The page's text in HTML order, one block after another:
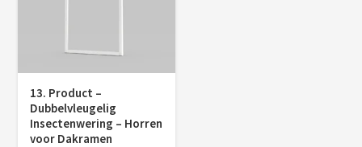
13. Product –
Dubbelvleugelig
Insectenwering – Horren
voor Dakramen